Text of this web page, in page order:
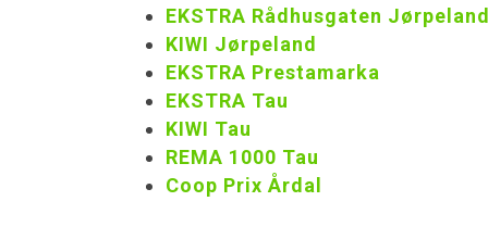
EKSTRA Rådhusgaten
KIWI Jørpeland
EKSTRA Prestamarka
EKSTRA Tau
KIWI Tau
REMA 1000 Tau
Coop Prix Årdal